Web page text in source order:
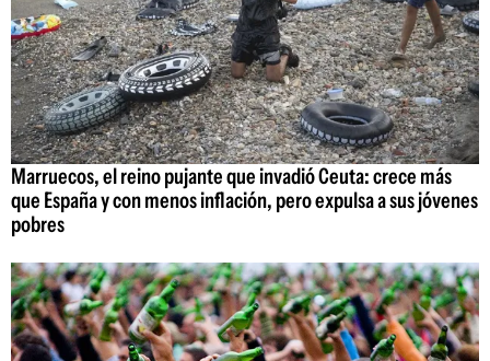
Marruecos, el reino pujante que invadió Ceuta: crece más
que España y con menos inflación, pero expulsa a sus jóvenes
pobres